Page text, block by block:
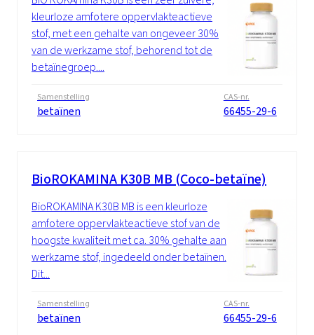
kleurloze amfotere oppervlakteactieve
stof, met een gehalte van ongeveer 30%
van de werkzame stof, behorend tot de
betaïnegroep....
Samenstelling
betaïnen
CAS-nr.
66455-29-6
BioROKAMINA K30B MB (Coco-betaïne)
BioROKAMINA K30B MB is een kleurloze
amfotere oppervlakteactieve stof van de
hoogste kwaliteit met ca. 30% gehalte aan
werkzame stof, ingedeeld onder betaïnen.
Dit...
Samenstelling
betaïnen
CAS-nr.
66455-29-6